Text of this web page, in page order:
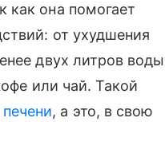
как она помогает
от ухудшения
двух литров воды
или чай. Такой
печени, а это, в свою